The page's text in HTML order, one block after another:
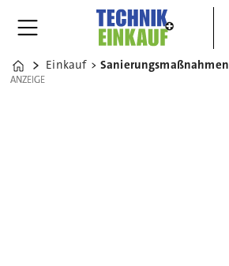
Home
Einkauf
ANZEIGE
ANZEIGE